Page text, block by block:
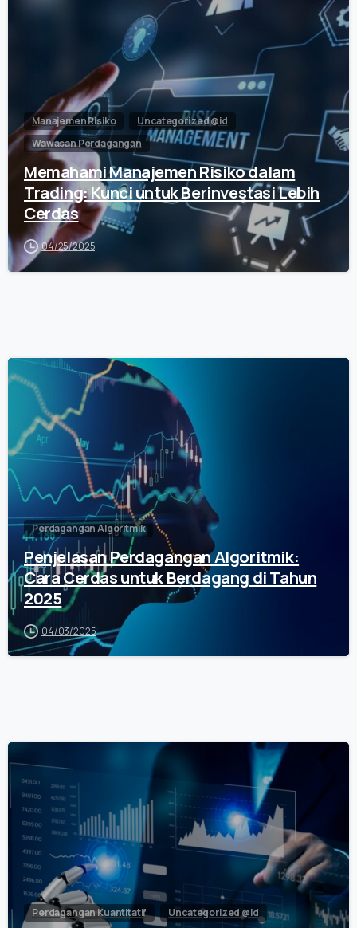
Manajemen Risiko
Uncategorized @id
Wawasan Perdagangan
Memahami Manajemen Risiko dalam
Trading: Kunci untuk Berinvestasi Lebih
Cerdas
04/25/2025
Perdagangan Algoritmik
Penjelasan Perdagangan Algoritmik:
Cara Cerdas untuk Berdagang di Tahun
2025
04/03/2025
Perdagangan Kuantitatif Uncategorized @id